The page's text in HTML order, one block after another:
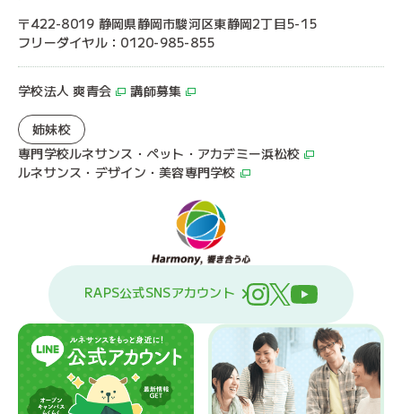
〒422-8019 静岡県静岡市駿河区東静岡2丁目5-15
フリーダイヤル：0120-985-855
学校法人 爽青会 講師募集
姉妹校
専門学校ルネサンス・ペット・アカデミー浜松校
ルネサンス・デザイン・美容専門学校
RAPS公式SNSアカウント